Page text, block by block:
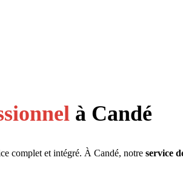
à Candé
complet et intégré. À Candé, notre service